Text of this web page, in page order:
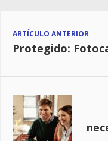
ARTÍCULO ANTERIOR
Protegido: